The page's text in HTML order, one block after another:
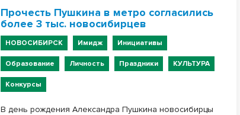
Прочесть Пушкина в метро согласились
более 3 тыс. новосибирцев
НОВОСИБИРСК Имидж Инициативы
Образование Личность Праздники КУЛЬТУРА
Конкурсы
В день рождения Александра Пушкина новосибирцы